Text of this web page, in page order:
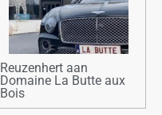
Reuzenhert aan
Domaine La Butte aux
Bois